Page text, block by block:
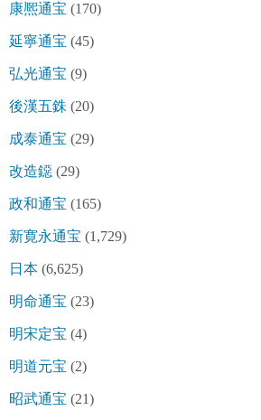
康熈通宝 (170)
延寧通宝 (45)
弘光通宝 (9)
後漢五銖 (20)
成泰通宝 (29)
改造鐚 (29)
政和通宝 (165)
新寛永通宝 (1,729)
日本 (6,625)
明命通宝 (23)
明宋定宝 (4)
明道元宝 (2)
昭武通宝 (21)